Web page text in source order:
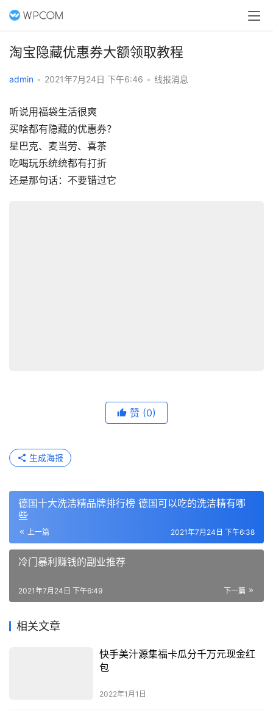
淘宝隐藏优惠券大额领取教程
admin • 2021年7月24日 下午6:46 • 线报消息
听说用福袋生活很爽
买啥都有隐藏的优惠券？
星巴克、麦当劳、喜茶
吃喝玩乐统统都有打折
还是那句话：不要错过它
赞 (0)
生成海报
​德国十大洗洁精品牌排行榜 德国可以吃的洗洁精有哪
些
上一篇 2021年7月24日 下午6:38
冷门暴利赚钱的副业推荐
下一篇
2021年7月24日 下午6:49
相关文章
快手美汁源集福卡瓜分千万元现金红
包
2022年1月1日